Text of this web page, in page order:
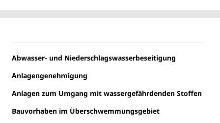
Abwasser- und Niederschlagswasserbeseitigung
Anlagengenehmigung
Anlagen zum Umgang mit wassergefährdenden Stoffen
Bauvorhaben im Überschwemmungsgebiet